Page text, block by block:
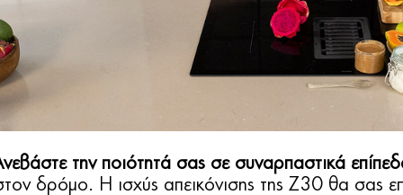
την ποιότητά σας σε συναρπαστικά
δρόμο. Η ισχύς απεικόνισης της Z30 θα σας